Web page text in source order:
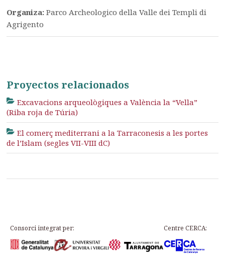
Organiza:Parco Archeologico della Valle dei Templi di
Agrigento
Proyectos relacionados
Excavacions arqueològiques a València la “Vella”
(Riba roja de Túria)
El comerç mediterrani a la Tarraconesis a les portes
de l’Islam (segles VII-VIII dC)
Consorci integrat per: Centre CERCA: